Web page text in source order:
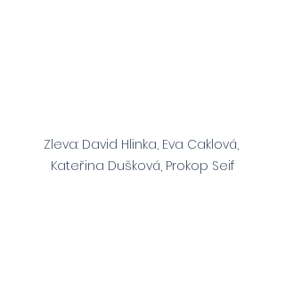
Zleva: David Hlinka, Eva Caklová,
Kateřina Dušková, Prokop Seif